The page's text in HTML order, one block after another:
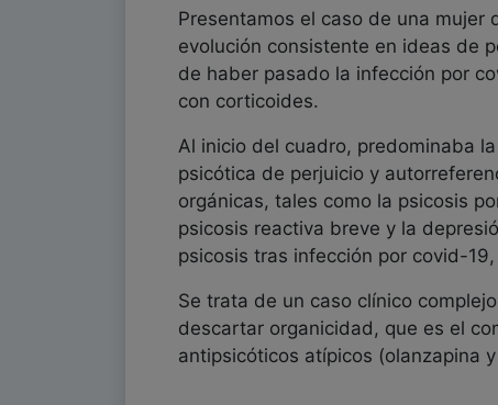
Presentamos el caso de una
evolución consistente en ideas de
de haber pasado la infección por
con corticoides.
Al inicio del cuadro, predominaba
psicótica de perjuicio y
orgánicas, tales como la psicosis
psicosis reactiva breve y la
psicosis tras infección por covid-
Se trata de un caso clínico
descartar organicidad, que es el
antipsicóticos atípicos (olanzapina y